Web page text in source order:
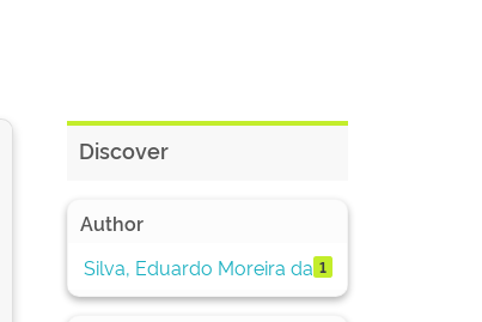
Discover
Author
Silva, Eduardo Moreira da 1